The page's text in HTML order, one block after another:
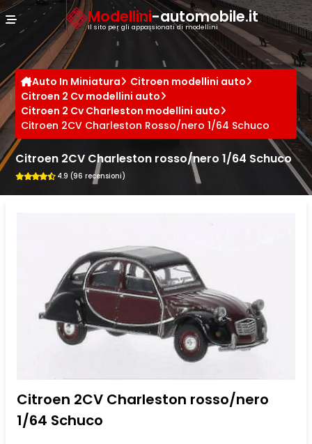
Modellini-automobile.it
Il sito per gli appassionati di modellini
Auto In Miniatura
Citroen modellini auto
Citroen 2 Cv modellini auto
Citroen 2 Cv Charleston modellini auto
Citroen 2CV Charleston Rosso/nero 1/64 Schuco
Citroen 2CV Charleston rosso/nero 1/64 Schuco
4.9 (96 recensioni)
Citroen 2CV Charleston rosso/nero
1/64 Schuco
Cookies management panel